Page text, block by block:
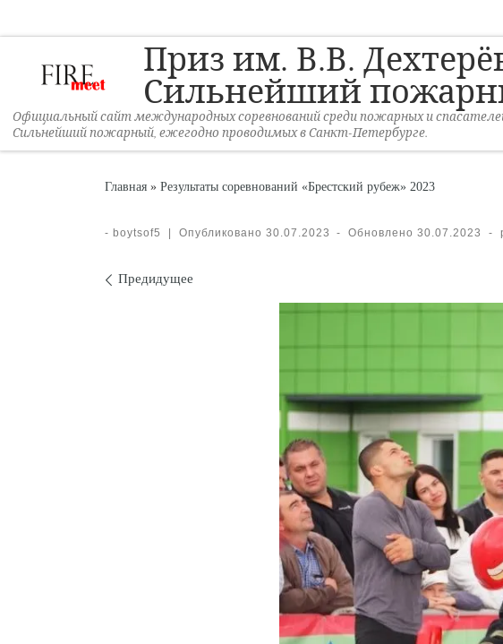
Приз им. В.В.
Сильнейший
Официальный сайт международных соревнований среди пожарных и
Сильнейший пожарный, ежегодно проводимых в Санкт-Петербурге.
Главная » Результаты соревнований «Брестский рубеж» 2023
- boytsof5 Опубликовано 30.07.2023 - Обновлено30.07.2023 -
Навигация по изображениям
Предидущее